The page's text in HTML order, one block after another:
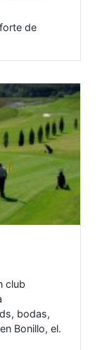
de
club
bodas,
Bonillo, el.